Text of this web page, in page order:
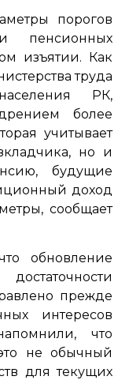
порогов
пенсионных
изъятии. Как
труда
РК,
более
учитывает
но и
будущие
доход
сообщает
обновление
прежде
интересов
что
не обычный
для текущих